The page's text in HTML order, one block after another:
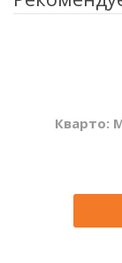
Кварто: